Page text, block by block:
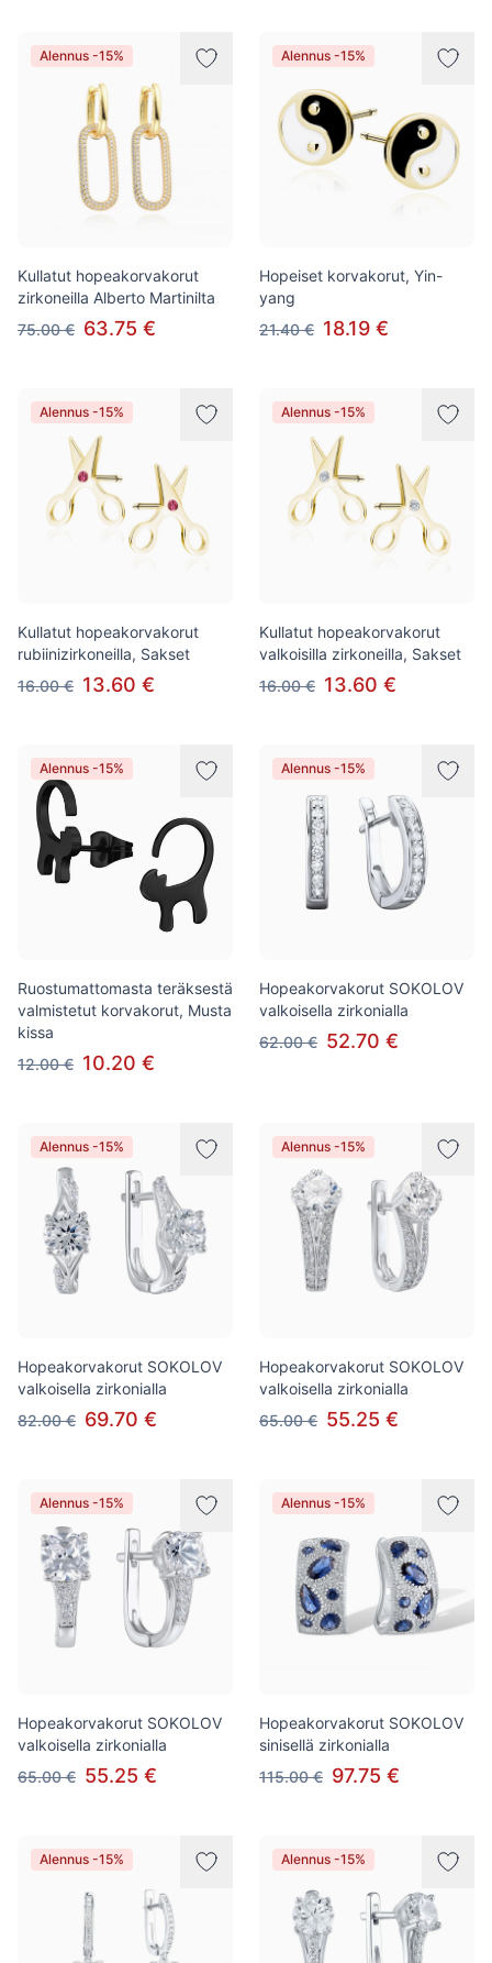
Alennus -15%
Kullatut hopeakorvakorut
zirkoneilla Alberto Martinilta
75.00 € 63.75 €
Alennus -15%
Hopeiset korvakorut, Yin-
yang
21.40 € 18.19 €
Alennus -15%
Kullatut hopeakorvakorut
rubiinizirkoneilla, Sakset
16.00 € 13.60 €
Alennus -15%
Kullatut hopeakorvakorut
valkoisilla zirkoneilla, Sakset
16.00 € 13.60 €
Alennus -15%
Ruostumattomasta teräksestä
valmistetut korvakorut, Musta
kissa
12.00 € 10.20 €
Alennus -15%
Hopeakorvakorut SOKOLOV
valkoisella zirkonialla
62.00 € 52.70 €
Alennus -15%
Hopeakorvakorut SOKOLOV
valkoisella zirkonialla
82.00 € 69.70 €
Alennus -15%
Hopeakorvakorut SOKOLOV
valkoisella zirkonialla
65.00 € 55.25 €
Alennus -15%
Hopeakorvakorut SOKOLOV
valkoisella zirkonialla
65.00 € 55.25 €
Alennus -15%
Hopeakorvakorut SOKOLOV
sinisellä zirkonialla
115.00 € 97.75 €
Alennus -15% Alennus -15%